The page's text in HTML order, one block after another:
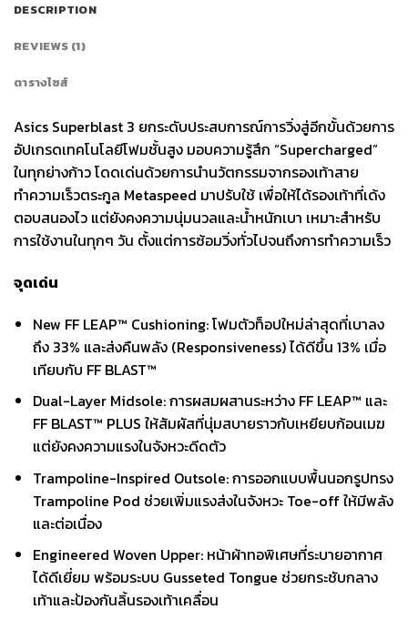
DESCRIPTION
REVIEWS (1)
ตารางไซส์
Asics Superblast 3 ยกระดับประสบการณ์การวิ่งสู่อีกขั้นด้วยการ
อัปเกรดเทคโนโลยีโฟมชั้นสูง มอบความรู้สึก “Supercharged”
ในทุกย่างก้าว โดดเด่นด้วยการนำนวัตกรรมจากรองเท้าสาย
ทำความเร็วตระกูล Metaspeed มาปรับใช้ เพื่อให้ได้รองเท้าที่เด้ง
ตอบสนองไว แต่ยังคงความนุ่มนวลและน้ำหนักเบา เหมาะสำหรับ
การใช้งานในทุกๆ วัน ตั้งแต่การซ้อมวิ่งทั่วไปจนถึงการทำความเร็ว
จุดเด่น
New FF LEAP™ Cushioning: โฟมตัวท็อปใหม่ล่าสุดที่เบาลง
ถึง 33% และส่งคืนพลัง (Responsiveness) ได้ดีขึ้น 13% เมื่อ
เทียบกับ FF BLAST™
Dual-Layer Midsole: การผสมผสานระหว่าง FF LEAP™ และ
FF BLAST™ PLUS ให้สัมผัสที่นุ่มสบายราวกับเหยียบก้อนเมฆ
แต่ยังคงความแรงในจังหวะดีดตัว
Trampoline-Inspired Outsole: การออกแบบพื้นนอกรูปทรง
Trampoline Pod ช่วยเพิ่มแรงส่งในจังหวะ Toe-off ให้มีพลัง
และต่อเนื่อง
Engineered Woven Upper: หน้าผ้าทอพิเศษที่ระบายอากาศ
ได้ดีเยี่ยม พร้อมระบบ Gusseted Tongue ช่วยกระชับกลาง
เท้าและป้องกันลิ้นรองเท้าเคลื่อน